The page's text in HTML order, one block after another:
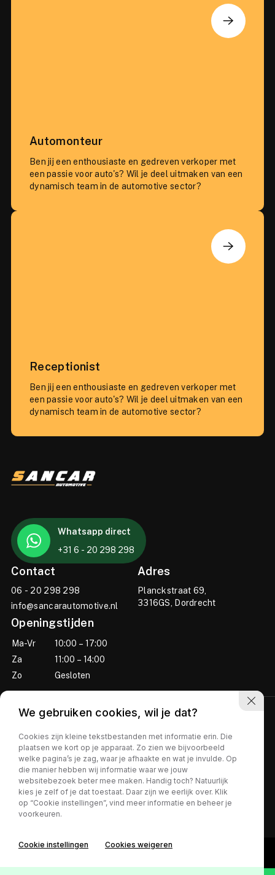
Automonteur
Ben jij een enthousiaste en gedreven verkoper met
een passie voor auto's? Wil je deel uitmaken van een
dynamisch team in de automotive sector?
Receptionist
Ben jij een enthousiaste en gedreven verkoper met
een passie voor auto's? Wil je deel uitmaken van een
dynamisch team in de automotive sector?
Whatsapp direct
+31 6 - 20 298 298
Contact
06 - 20 298 298
info@sancarautomotive.nl
Adres
Planckstraat 69,
3316GS, Dordrecht
Openingstijden
Ma-Vr
10:00 – 17:00
Za
11:00 – 14:00
Zo
Gesloten
Privacy policy
We gebruiken cookies, wil je dat?
Cookies zijn kleine tekstbestanden met informatie erin. Die
plaatsen we kort op je apparaat. Zo zien we bijvoorbeeld
welke pagina’s je zag, waar je afhaakte en wat je invulde. Op
die manier hebben wij informatie waar we jouw
websitebezoek beter mee maken. Handig toch? Natuurlijk
kies je zelf of je dat toestaat. Daar zijn we eerlijk over. Klik
op “Cookie instellingen”, vind meer informatie en beheer je
voorkeuren.
Cookie instellingen Cookies weigeren